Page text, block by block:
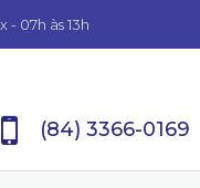
07h às 13h
(84) 3366-0169